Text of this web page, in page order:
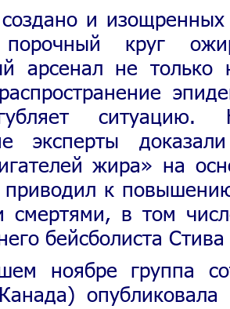
и изощренных
порочный круг
арсенал не
ситуацию.
эксперты
жира» на
приводил к
смертями, в том
бейсболиста
ноябре группа
опубликовала